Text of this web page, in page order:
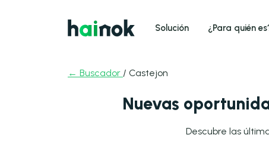
Solución ¿Para quién
← Buscador / Castejon
Nuevas
Descubre las